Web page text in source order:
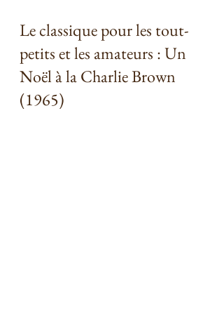
Le classique pour les tout-
petits et les amateurs : Un
Noël à la Charlie Brown
(1965)